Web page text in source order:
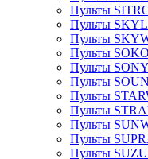
Пульты
Пульты
Пульты
Пульты
Пульты SONY
Пульты
Пульты
Пульты
Пульты
Пульты
Пульты